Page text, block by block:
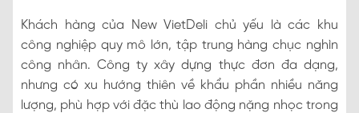
Khách hàng của New VietDeli chủ yếu là các khu
công nghiệp quy mô lớn, tập trung hàng chục nghìn
công nhân. Công ty xây dựng thực đơn đa dạng,
nhưng có xu hướng thiên về khẩu phần nhiều năng
lượng, phù hợp với đặc thù lao động nặng nhọc trong